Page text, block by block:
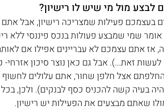
לבצע מול מי שיש לו רישיון?
בעצמכם פעילות שמצריכה רישיון, אבל
אומר שמי שמבצע פעולות בנכס פיננסי
אז אתם עצמכם לא עבריינים אפילו אם
לעשות זאת...). אבל גם כאן נוצר סיכון
החלפתם אצל חלפן שחור, אתם עלולים
בעיה קשה להכניס כסף לבנקים). ולכן,
שאתם מבצעים את הפעילות יש רישיון.